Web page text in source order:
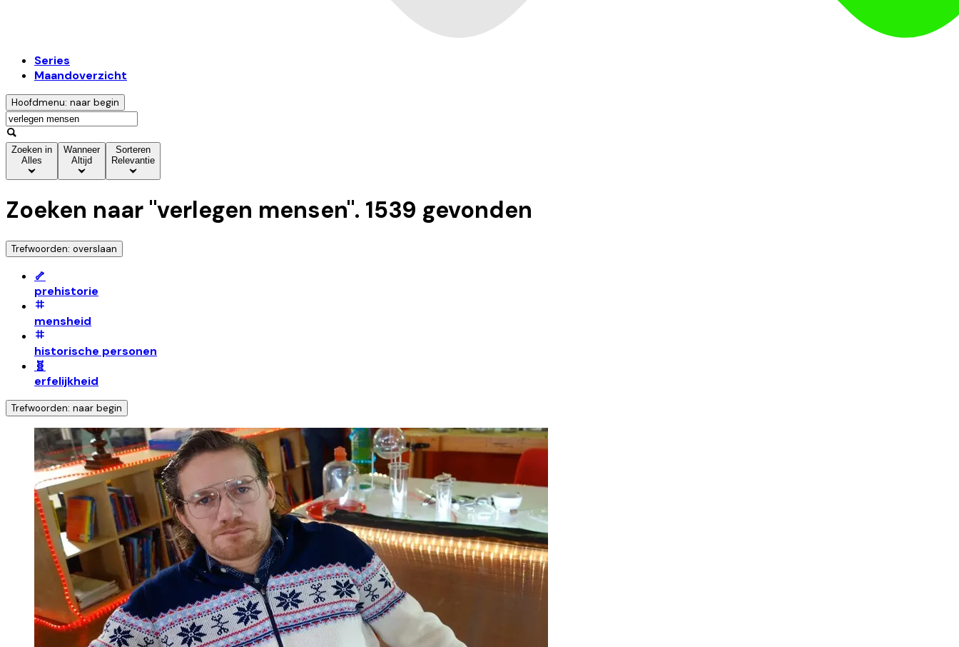
Series
Maandoverzicht
Hoofdmenu: naar begin
Zoeken in
Alles
Wanneer
Altijd
Sorteren
Relevantie
Zoeken naar "verlegen mensen". 1539 gevonden
Trefwoorden: overslaan
🦴
prehistorie
mensheid
historische personen
🧬
erfelijkheid
Trefwoorden: naar begin